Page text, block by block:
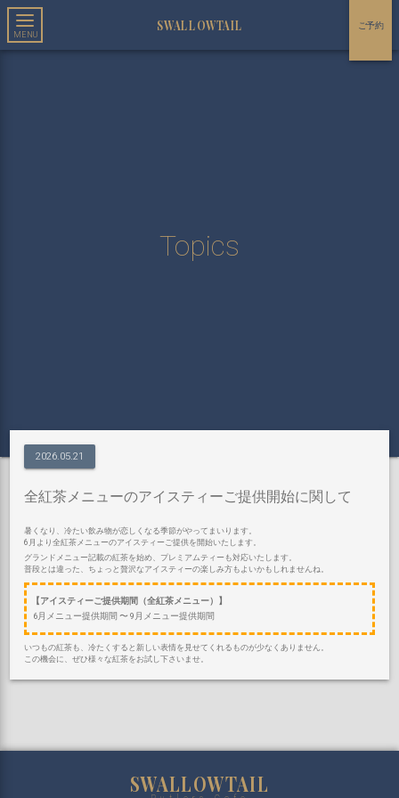
SWALLOWTAIL ご予約
Topics
2026.05.21
全紅茶メニューのアイスティーご提供開始に関して
暑くなり、冷たい飲み物が恋しくなる季節がやってまいります。
6月より全紅茶メニューのアイスティーご提供を開始いたします。
グランドメニュー記載の紅茶を始め、プレミアムティーも対応いたします。
普段とは違った、ちょっと贅沢なアイスティーの楽しみ方もよいかもしれませんね。
【アイスティーご提供期間（全紅茶メニュー）】
6月メニュー提供期間 〜 9月メニュー提供期間
いつもの紅茶も、冷たくすると新しい表情を見せてくれるものが少なくありません。
この機会に、ぜひ様々な紅茶をお試し下さいませ。
SWALLOWTAIL